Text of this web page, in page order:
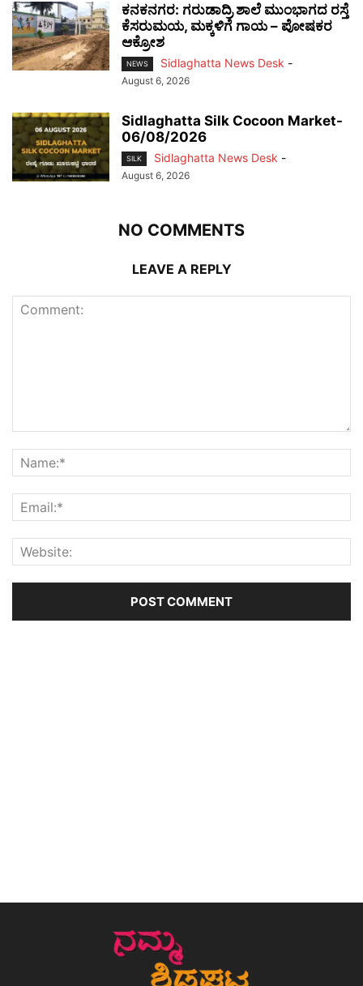
ಕನಕನಗರ: ಗರುಡಾದ್ರಿ ಶಾಲೆ ಮುಂಭಾಗದ ರಸ್ತೆ
ಕೆಸರುಮಯ, ಮಕ್ಕಳಿಗೆ ಗಾಯ – ಪೋಷಕರ
ಆಕ್ರೋಶ
NEWS Sidlaghatta News Desk -
August 6, 2026
Sidlaghatta Silk Cocoon Market-
06/08/2026
SILK Sidlaghatta News Desk -
August 6, 2026
NO COMMENTS
LEAVE A REPLY